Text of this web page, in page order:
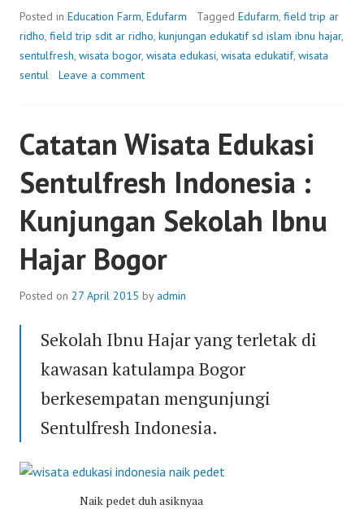
DI
BOGOR
SENTULFRESH
EDUFARM
KUNJUNGAN
SDIT
RAHMAN
RAWALUMBU
BEKASI
Posted in Education Farm, Edufarm Tagged Edufarm, field trip ar
ridho, field trip sdit ar ridho, kunjungan edukatif sd islam ibnu hajar,
sentulfresh, wisata bogor, wisata edukasi, wisata edukatif, wisata
sentul
Leave a comment
Catatan Wisata Edukasi
Sentulfresh Indonesia :
Kunjungan Sekolah Ibnu
Hajar Bogor
Posted on 27 April 2015 by admin
Sekolah Ibnu Hajar yang terletak di
kawasan katulampa Bogor
berkesempatan mengunjungi
Sentulfresh Indonesia.
Naik pedet duh asiknyaa